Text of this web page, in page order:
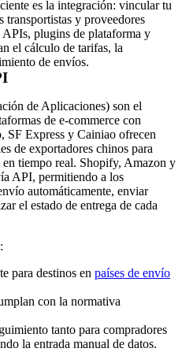
es la integración: vincular tu
transportistas y proveedores
plugins de plataforma y
el cálculo de tarifas, la
de envíos.
de Aplicaciones) son el
de e-commerce con
SF Express y Cainiao ofrecen
de exportadores chinos para
tiempo real. Shopify, Amazon y
API, permitiendo a los
automáticamente, enviar
el estado de entrega de cada
para destinos en países de envío
con la normativa
tanto para compradores
la entrada manual de datos.